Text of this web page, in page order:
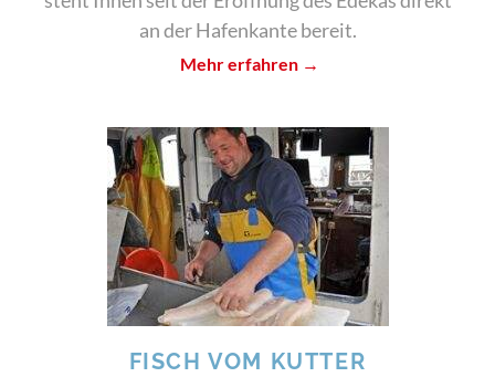
an der Hafenkante bereit.
Mehr erfahren →
FISCH VOM KUTTER